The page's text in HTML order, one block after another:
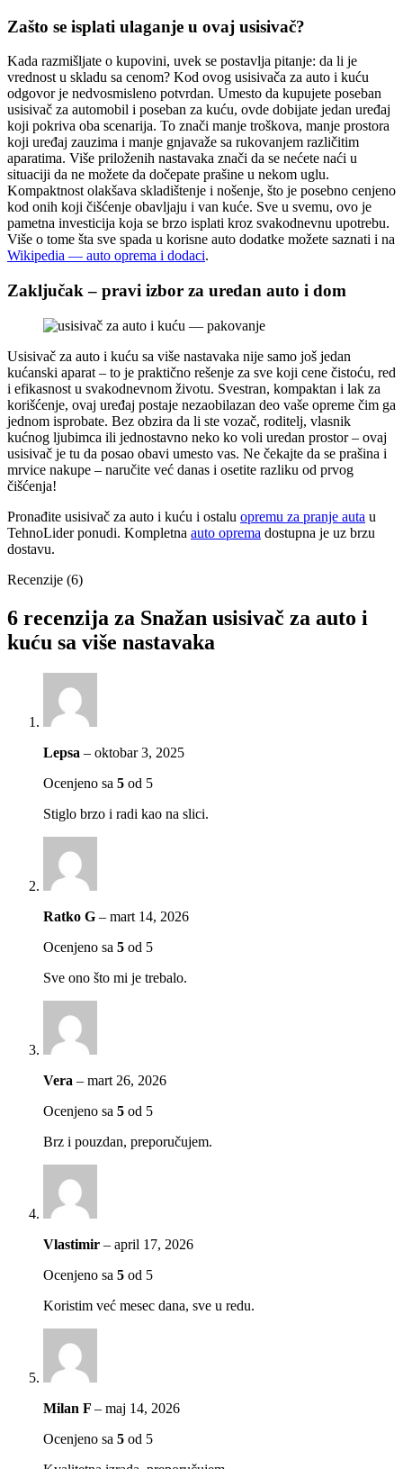
Zašto se isplati ulaganje u ovaj usisivač?
Kada razmišljate o kupovini, uvek se postavlja pitanje: da li je
vrednost u skladu sa cenom? Kod ovog usisivača za auto i kuću
odgovor je nedvosmisleno potvrdan. Umesto da kupujete poseban
usisivač za automobil i poseban za kuću, ovde dobijate jedan uređaj
koji pokriva oba scenarija. To znači manje troškova, manje prostora
koji uređaj zauzima i manje gnjavaže sa rukovanjem različitim
aparatima. Više priloženih nastavaka znači da se nećete naći u
situaciji da ne možete da dočepate prašine u nekom uglu.
Kompaktnost olakšava skladištenje i nošenje, što je posebno cenjeno
kod onih koji čišćenje obavljaju i van kuće. Sve u svemu, ovo je
pametna investicija koja se brzo isplati kroz svakodnevnu upotrebu.
Više o tome šta sve spada u korisne auto dodatke možete saznati i na
Wikipedia — auto oprema i dodaci.
Zaključak – pravi izbor za uredan auto i dom
Usisivač za auto i kuću sa više nastavaka nije samo još jedan
kućanski aparat – to je praktično rešenje za sve koji cene čistoću, red
i efikasnost u svakodnevnom životu. Svestran, kompaktan i lak za
korišćenje, ovaj uređaj postaje nezaobilazan deo vaše opreme čim ga
jednom isprobate. Bez obzira da li ste vozač, roditelj, vlasnik
kućnog ljubimca ili jednostavno neko ko voli uredan prostor – ovaj
usisivač je tu da posao obavi umesto vas. Ne čekajte da se prašina i
mrvice nakupe – naručite već danas i osetite razliku od prvog
čišćenja!
Pronađite usisivač za auto i kuću i ostalu opremu za pranje auta u
TehnoLider ponudi. Kompletna auto oprema dostupna je uz brzu
dostavu.
Recenzije (6)
6 recenzija za Snažan usisivač za auto i
kuću sa više nastavaka
Lepsa – oktobar 3, 2025
Ocenjeno sa 5 od 5
Stiglo brzo i radi kao na slici.
Ratko G – mart 14, 2026
Ocenjeno sa 5 od 5
Sve ono što mi je trebalo.
Vera – mart 26, 2026
Ocenjeno sa 5 od 5
Brz i pouzdan, preporučujem.
Vlastimir – april 17, 2026
Ocenjeno sa 5 od 5
Koristim već mesec dana, sve u redu.
Milan F – maj 14, 2026
Ocenjeno sa 5 od 5